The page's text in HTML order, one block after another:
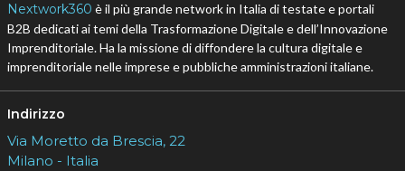
Nextwork360 è il più grande network in Italia di testate e portali
B2B dedicati ai temi della Trasformazione Digitale e dell’Innovazione
Imprenditoriale. Ha la missione di diffondere la cultura digitale e
imprenditoriale nelle imprese e pubbliche amministrazioni italiane.
Indirizzo
Via Moretto da Brescia, 22
Milano - Italia